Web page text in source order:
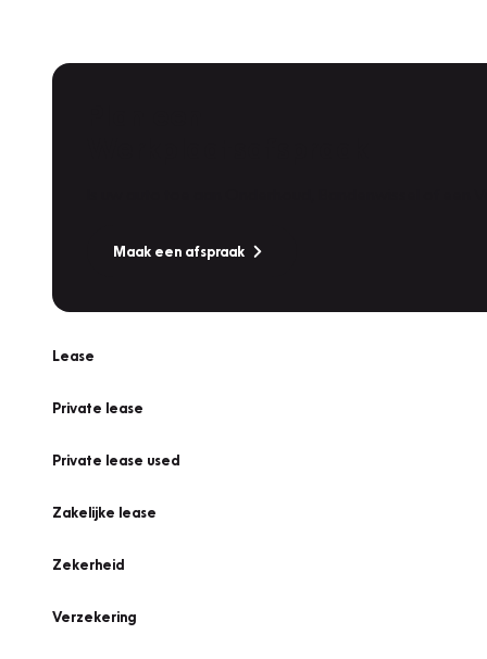
Maak een afspraak
Lease
Private lease
Private lease used
Zakelijke lease
Zekerheid
Verzekering